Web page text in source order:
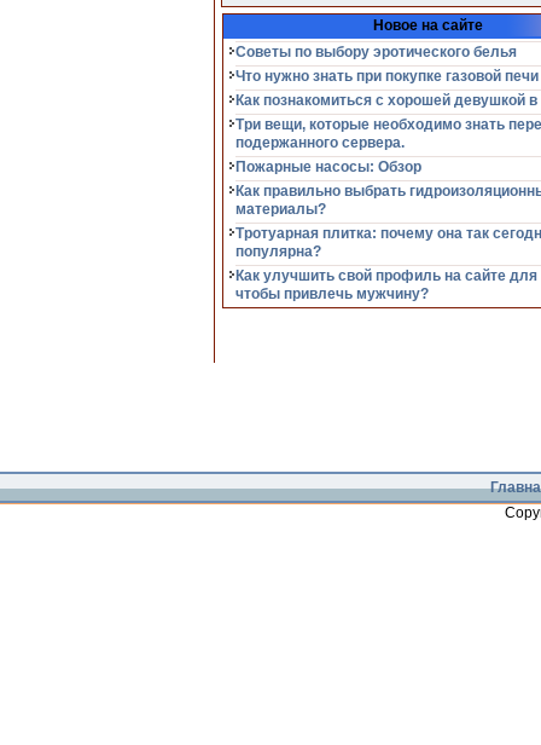
Новое на сайте
Советы по выбору эротического белья
Что нужно знать при покупке газовой печи
Как познакомиться с хорошей девушкой в
Три вещи, которые необходимо знать
подержанного сервера.
Пожарные насосы: Обзор
Как правильно выбрать
материалы?
Тротуарная плитка: почему она так
популярна?
Как улучшить свой профиль на сайте для
чтобы привлечь мужчину?